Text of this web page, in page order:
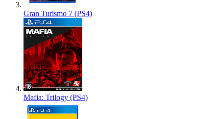
Gran Turismo 7 (PS4)
Mafia: Trilogy (PS4)